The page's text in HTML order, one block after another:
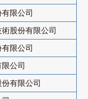
限公司
股份有限公司
限公司
公司
有限公司